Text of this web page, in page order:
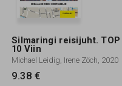
Silmaringi reisijuht. TOP
10 Viin
Michael Leidig, Irene Zöch, 2020
9.38 €